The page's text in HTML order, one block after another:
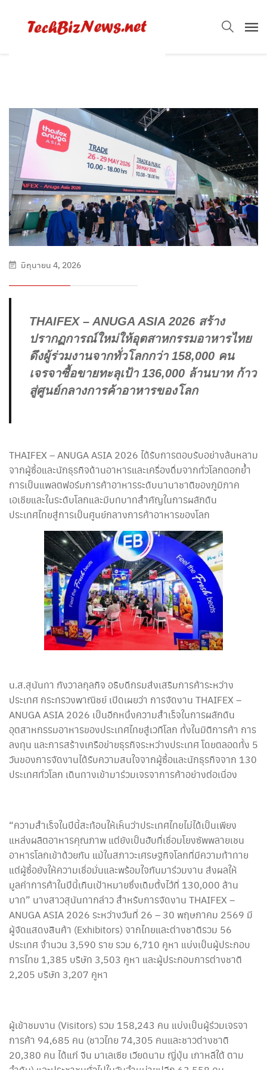
มิถุนายน 4, 2026
THAIFEX – ANUGA ASIA 2026 สร้าง
ปรากฏการณ์ใหม่ให้อุตสาหกรรมอาหารไทย
ดึงผู้ร่วมงานจากทั่วโลกกว่า 158,000 คน
เจรจาซื้อขายทะลุเป้า 136,000 ล้านบาท ก้าว
สู่ศูนย์กลางการค้าอาหารของโลก
THAIFEX – ANUGA ASIA 2026 ได้รับการตอบรับอย่างล้นหลาม
จากผู้ซื้อและนักธุรกิจด้านอาหารและเครื่องดื่มจากทั่วโลกตอกย้ำ
การเป็นแพลตฟอร์มการค้าอาหารระดับนานาชาติของภูมิภาค
เอเชียและในระดับโลกและมีบทบาทสำคัญในการผลักดัน
ประเทศไทยสู่การเป็นศูนย์กลางการค้าอาหารของโลก
น.ส.สุนันทา กังวาลกุลกิจ อธิบดีกรมส่งเสริมการค้าระหว่าง
ประเทศ กระทรวงพาณิชย์ เปิดเผยว่า การจัดงาน THAIFEX –
ANUGA ASIA 2026 เป็นอีกหนึ่งความสำเร็จในการผลักดัน
อุตสาหกรรมอาหารของประเทศไทยสู่เวทีโลก ทั้งในมิติการค้า การ
ลงทุน และการสร้างเครือข่ายธุรกิจระหว่างประเทศ โดยตลอดทั้ง 5
วันของการจัดงานได้รับความสนใจจากผู้ซื้อและนักธุรกิจจาก 130
ประเทศทั่วโลก เดินทางเข้ามาร่วมเจรจาการค้าอย่างต่อเนื่อง
“ความสำเร็จในปีนี้สะท้อนให้เห็นว่าประเทศไทยไม่ได้เป็นเพียง
แหล่งผลิตอาหารคุณภาพ แต่ยังเป็นฮับที่เชื่อมโยงซัพพลายเชน
อาหารโลกเข้าด้วยกัน แม้ในสภาวะเศรษฐกิจโลกที่มีความท้าทาย
แต่ผู้ซื้อยังให้ความเชื่อมั่นและพร้อมใจกันมาร่วมงาน ส่งผลให้
มูลค่าการค้าในปีนี้เกินเป้าหมายซึ่งเดิมตั้งไว้ที่ 130,000 ล้าน
บาท” นางสาวสุนันทากล่าว สำหรับการจัดงาน THAIFEX –
ANUGA ASIA 2026 ระหว่างวันที่ 26 – 30 พฤษภาคม 2569 มี
ผู้จัดแสดงสินค้า (Exhibitors) จากไทยและต่างชาติรวม 56
ประเทศ จำนวน 3,590 ราย รวม 6,710 คูหา แบ่งเป็นผู้ประกอบ
การไทย 1,385 บริษัท 3,503 คูหา และผู้ประกอบการต่างชาติ
2,205 บริษัท 3,207 คูหา
ผู้เข้าชมงาน (Visitors) รวม 158,243 คน แบ่งเป็นผู้ร่วมเจรจา
การค้า 94,685 คน (ชาวไทย 74,305 คนและชาวต่างชาติ
20,380 คน ได้แก่ จีน มาเลเซีย เวียดนาม ญี่ปุ่น เกาหลีใต้ ตาม